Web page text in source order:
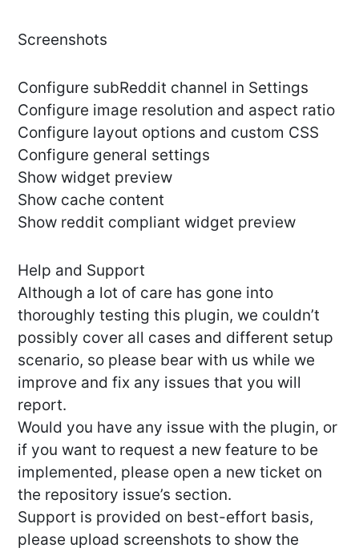
Screenshots
Configure subReddit channel in Settings
Configure image resolution and aspect ratio
Configure layout options and custom CSS
Configure general settings
Show widget preview
Show cache content
Show reddit compliant widget preview
Help and Support
Although a lot of care has gone into
thoroughly testing this plugin, we couldn’t
possibly cover all cases and different setup
scenario, so please bear with us while we
improve and fix any issues that you will
report.
Would you have any issue with the plugin, or
if you want to request a new feature to be
implemented, please open a new ticket on
the repository issue’s section.
Support is provided on best-effort basis,
please upload screenshots to show the